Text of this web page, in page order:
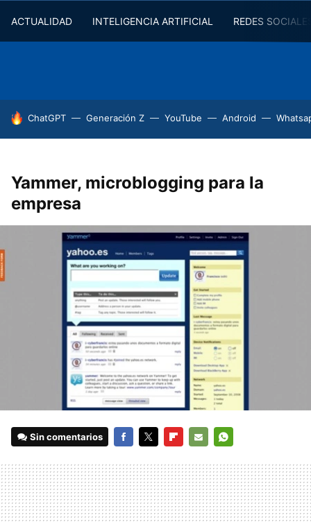
ACTUALIDAD INTELIGENCIA ARTIFICIAL REDES
HOY SE HABLA DE
ChatGPT Generación Z YouTube Android
Yammer, microblogging para la
empresa
Sin comentarios
MAIL